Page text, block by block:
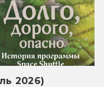
2026)